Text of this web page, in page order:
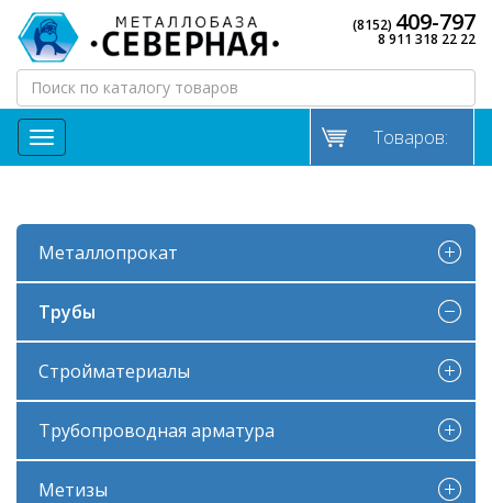
(8152) 409-797
8 911 318 22 22
МЕНЮ Товаров:
Металлопрокат
Трубы
Стройматериалы
Трубопроводная арматура
Метизы